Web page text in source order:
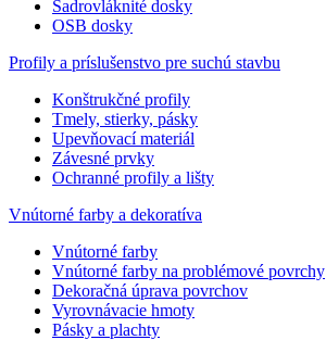
Sadrovláknité dosky
OSB dosky
Profily a príslušenstvo pre suchú stavbu
Konštrukčné profily
Tmely, stierky, pásky
Upevňovací materiál
Závesné prvky
Ochranné profily a lišty
Vnútorné farby a dekoratíva
Vnútorné farby
Vnútorné farby na problémové povrchy
Dekoračná úprava povrchov
Vyrovnávacie hmoty
Pásky a plachty